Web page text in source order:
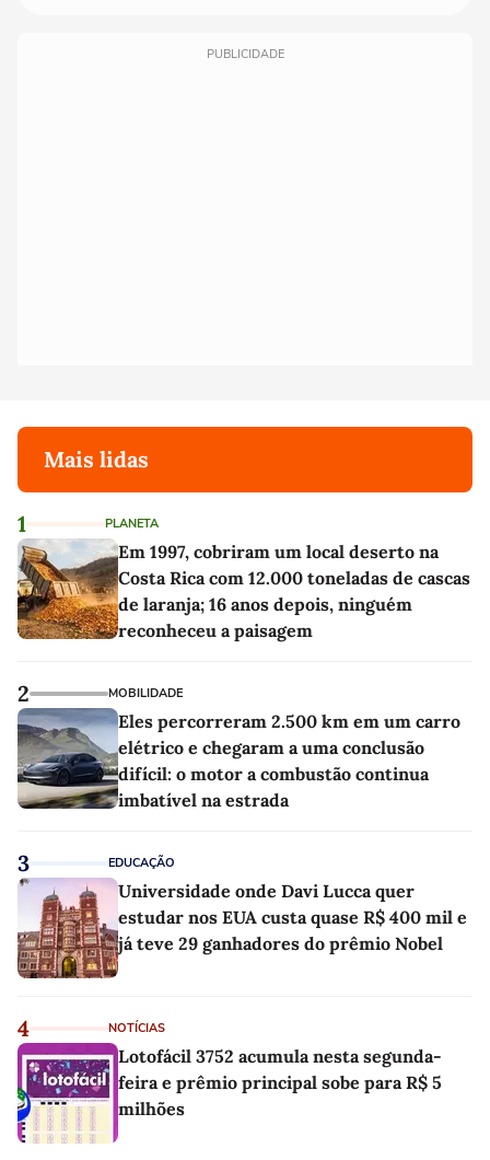
PUBLICIDADE
Mais lidas
1 PLANETA
Em 1997, cobriram um local deserto na
Costa Rica com 12.000 toneladas de cascas
de laranja; 16 anos depois, ninguém
reconheceu a paisagem
2 MOBILIDADE
Eles percorreram 2.500 km em um carro
elétrico e chegaram a uma conclusão
difícil: o motor a combustão continua
imbatível na estrada
3 EDUCAÇÃO
Universidade onde Davi Lucca quer
estudar nos EUA custa quase R$ 400 mil e
já teve 29 ganhadores do prêmio Nobel
4 NOTÍCIAS
Lotofácil 3752 acumula nesta segunda-
feira e prêmio principal sobe para R$ 5
milhões